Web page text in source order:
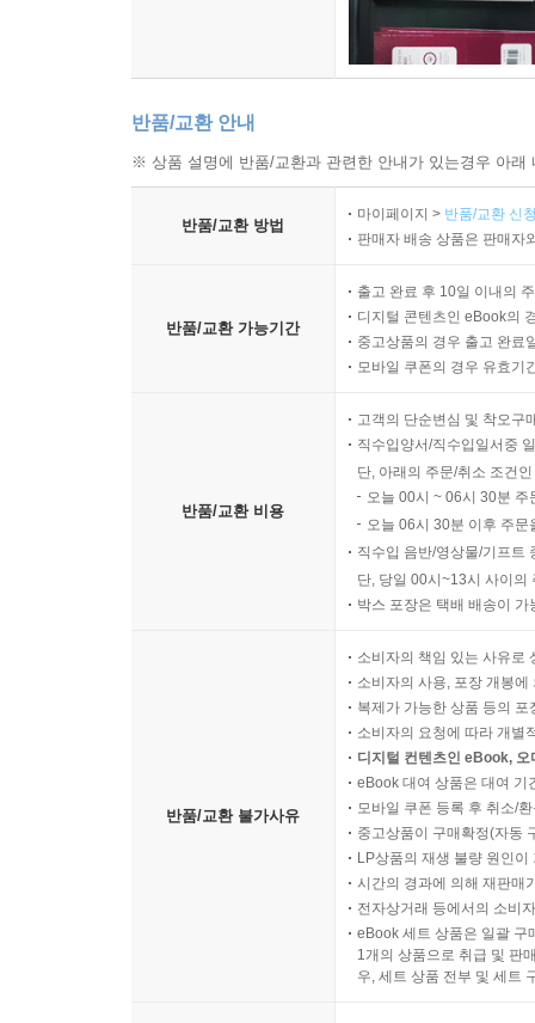
반품/교환 안내
※ 상품 설명에 반품/교환과 관련한 안내가 있는경우 아
반품/교환 방법
마이페이지 > 반품/교환 신
판매자 배송 상품은 판매자
반품/교환 가능기간
출고 완료 후 10일 이내의
디지털 콘텐츠인 eBook의
중고상품의 경우 출고 완료
모바일 쿠폰의 경우 유효기
반품/교환 비용
고객의 단순변심 및 착오구
직수입양서/직수입일서중
단, 아래의 주문/취소 조건
오늘 00시 ~ 06시 30분
오늘 06시 30분 이후 주
직수입 음반/영상물/기프트
단, 당일 00시~13시 사이의
박스 포장은 택배 배송이
반품/교환 불가사유
소비자의 책임 있는 사유로
소비자의 사용, 포장 개봉
복제가 가능한 상품 등의
소비자의 요청에 따라 개별
디지털 컨텐츠인 eBook,
eBook 대여 상품은 대여 기
모바일 쿠폰 등록 후 취소/
중고상품이 구매확정(자동
LP상품의 재생 불량 원인
시간의 경과에 의해 재판매
전자상거래 등에서의 소비
eBook 세트 상품은 일괄 구
1개의 상품으로 취급 및 판
우, 세트 상품 전부 및 세트